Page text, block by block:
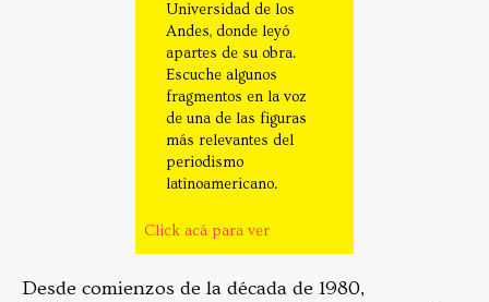
Universidad de los
Andes, donde leyó
apartes de su obra.
Escuche algunos
fragmentos en la voz
de una de las figuras
más relevantes del
periodismo
latinoamericano.
Click acá para ver
Desde comienzos de la década de 1980,